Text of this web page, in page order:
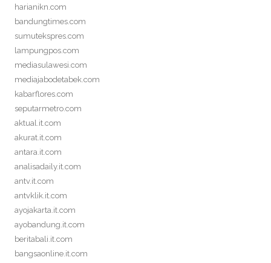
harianikn.com
bandungtimes.com
sumutekspres.com
lampungpos.com
mediasulawesi.com
mediajabodetabek.com
kabarflores.com
seputarmetro.com
aktual.it.com
akurat.it.com
antara.it.com
analisadaily.it.com
antv.it.com
antvklik.it.com
ayojakarta.it.com
ayobandung.it.com
beritabali.it.com
bangsaonline.it.com